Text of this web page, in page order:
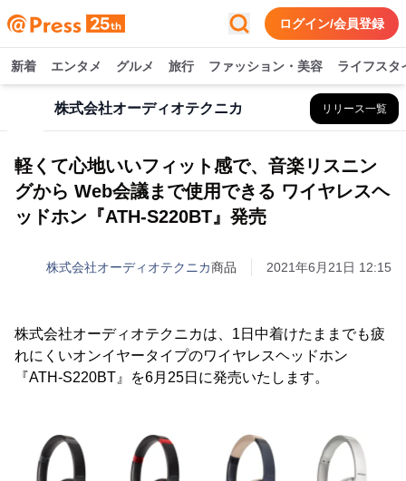
ログイン/会員登録
新着 エンタメ グルメ 旅行 ファッション・美容 ライフスタ
株式会社オーディオテクニカ リリース一覧
軽くて心地いいフィット感で、音楽リスニン
グから Web会議まで使用できる ワイヤレスヘ
ッドホン『ATH-S220BT』発売
株式会社オーディオテクニカ商品 2021年6月21日 12:15
株式会社オーディオテクニカは、1日中着けたままでも疲
れにくいオンイヤータイプのワイヤレスヘッドホン
『ATH-S220BT』を6月25日に発売いたします。